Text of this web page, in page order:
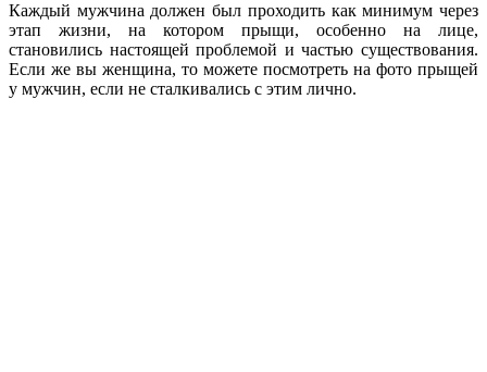
Каждый мужчина должен был проходить как минимум через
этап жизни, на котором прыщи, особенно на лице,
становились настоящей проблемой и частью существования.
Если же вы женщина, то можете посмотреть на фото прыщей
у мужчин, если не сталкивались с этим лично.